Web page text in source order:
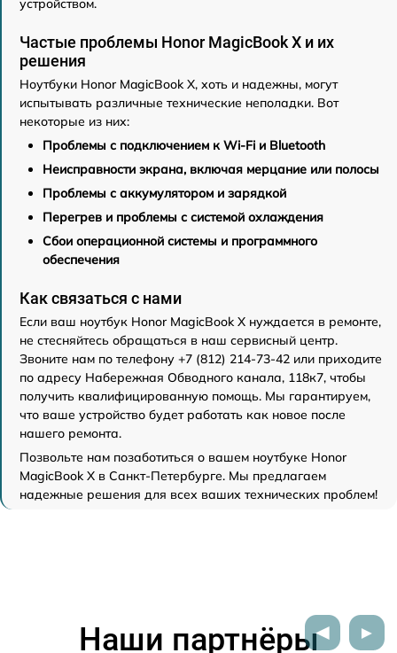
устройством.
Частые проблемы Honor MagicBook X и их
решения
Ноутбуки Honor MagicBook X, хоть и надежны, могут
испытывать различные технические неполадки. Вот
некоторые из них:
Проблемы с подключением к Wi-Fi и Bluetooth
Неисправности экрана, включая мерцание или полосы
Проблемы с аккумулятором и зарядкой
Перегрев и проблемы с системой охлаждения
Сбои операционной системы и программного
обеспечения
Как связаться с нами
Если ваш ноутбук Honor MagicBook X нуждается в ремонте,
не стесняйтесь обращаться в наш сервисный центр.
Звоните нам по телефону +7 (812) 214-73-42 или приходите
по адресу Набережная Обводного канала, 118к7, чтобы
получить квалифицированную помощь. Мы гарантируем,
что ваше устройство будет работать как новое после
нашего ремонта.
Позвольте нам позаботиться о вашем ноутбуке Honor
MagicBook X в Санкт-Петербурге. Мы предлагаем
надежные решения для всех ваших технических проблем!
Наши партнёры